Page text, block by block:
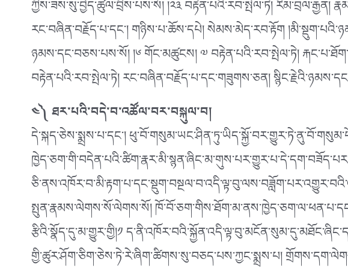
ཀྱིས་ཟས་སུ་བྱེད་ཚུལ་བྲིས་པས་སོ། །༢༣ བརྟེན་པའི་རབ་སྤེལ་ཏེ། རིམ་བྲལ་རྒྱན།
རང་བཞིན་བརྗོད་པ་དང༌། གཉིས་པ་ཆོས་དཔེ། སེམས་མེད་རབ་རྟོག
ཉམས་དང་བཅས་པས་སོ། །༦ གོང་མཚུངས། ༧ བརྟེན་པའི་རབ་སྤེལ་ཏེ།
བརྟེན་པའི་རབ་སྤེལ་ཏེ། རང་བཞིན་བརྗོད་པ་དང་གཟུགས་ཅན།
༤༽ ཐར་པའི་བདེ་བ་འཚོལ་བར་བསྐུལ་བ།
དེ་སྐད་ཅེས་སྨྲས་པ་དང༌།
སྤུན་རྣམས་ལེགས་སོ་ལེགས་སོ།
རྩིའི་སྣོད་དུ་མ་གྱུར་གྱི།༡
གྱི་ཚུར་ཤོག་ཅིག་ཅེས་ཏེ་རེ་ཞིག་ཚིགས་སུ་བཅད་པས་ཀྱང་སྨྲས་པ།